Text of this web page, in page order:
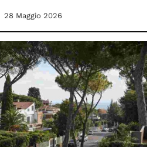
28 Maggio 2026